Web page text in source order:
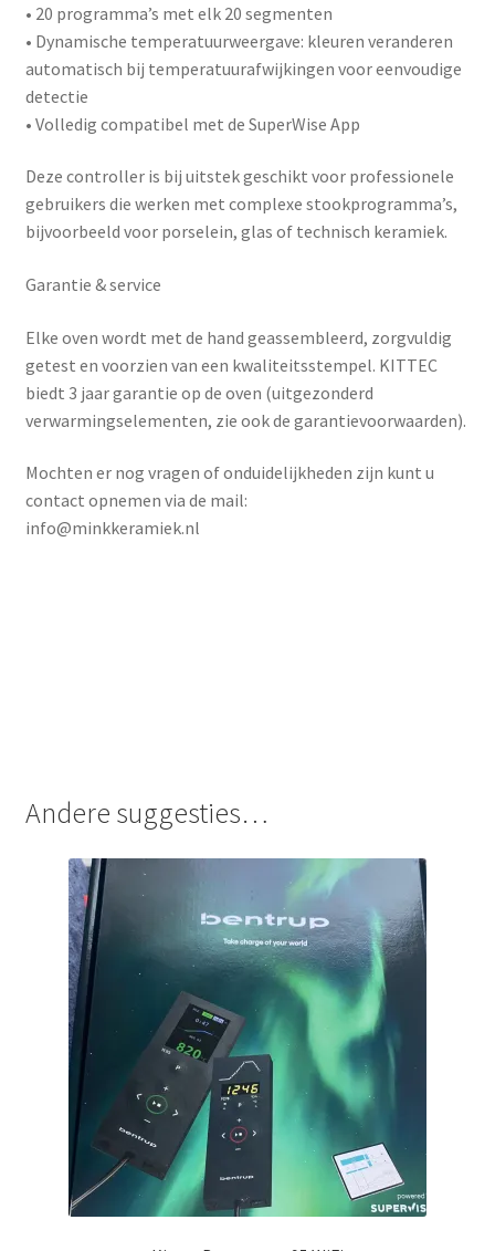
• 20 programma’s met elk 20 segmenten
• Dynamische temperatuurweergave: kleuren veranderen
automatisch bij temperatuurafwijkingen voor eenvoudige
detectie
• Volledig compatibel met de SuperWise App
Deze controller is bij uitstek geschikt voor professionele
gebruikers die werken met complexe stookprogramma’s,
bijvoorbeeld voor porselein, glas of technisch keramiek.
Garantie & service
Elke oven wordt met de hand geassembleerd, zorgvuldig
getest en voorzien van een kwaliteitsstempel. KITTEC
biedt 3 jaar garantie op de oven (uitgezonderd
verwarmingselementen, zie ook de garantievoorwaarden).
Mochten er nog vragen of onduidelijkheden zijn kunt u
contact opnemen via de mail:
info@minkkeramiek.nl
Andere suggesties…